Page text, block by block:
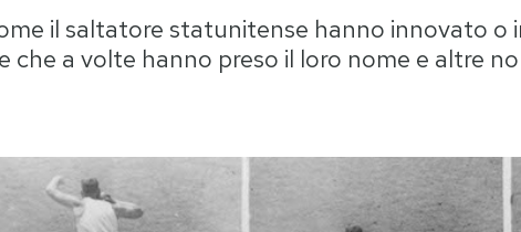
il saltatore statunitense hanno innovato o
che a volte hanno preso il loro nome e altre no